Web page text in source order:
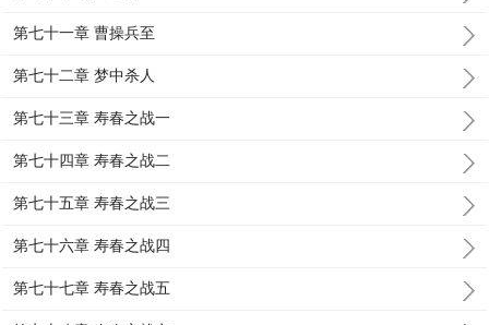
第七十一章 曹操兵至
第七十二章 梦中杀人
第七十三章 寿春之战一
第七十四章 寿春之战二
第七十五章 寿春之战三
第七十六章 寿春之战四
第七十七章 寿春之战五